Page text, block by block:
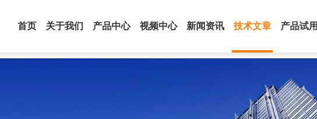
首页 关于我们 产品中心 视频中心 新闻资讯 技术文章 产品试用